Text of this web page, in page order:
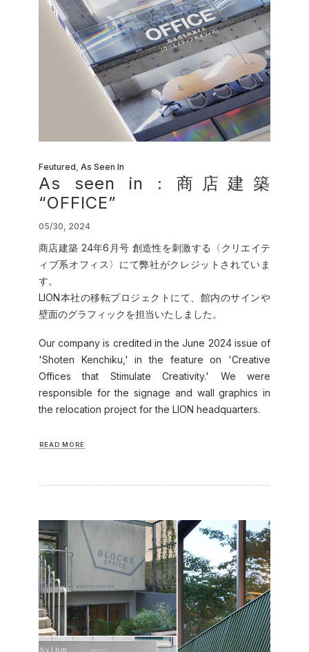
Feutured As Seen In
As seen in : 商店建築
“OFFICE”
05/30, 2024
商店建築 24年6月号 創造性を刺激する〈クリエイテ
ィブ系オフィス〉にて弊社がクレジットされていま
す。
LION本社の移転プロジェクトにて、館内のサインや
壁面のグラフィックを担当いたしました。
Our company is credited in the June 2024 issue of
'Shoten Kenchiku,' in the feature on 'Creative
Offices that Stimulate Creativity.' We were
responsible for the signage and wall graphics in
the relocation project for the LION headquarters.
READ MORE